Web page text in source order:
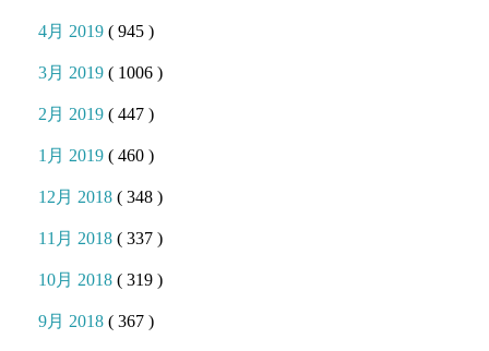
4月 2019( 945 )
3月 2019( 1006 )
2月 2019( 447 )
1月 2019( 460 )
12月 2018( 348 )
11月 2018( 337 )
10月 2018( 319 )
9月 2018( 367 )